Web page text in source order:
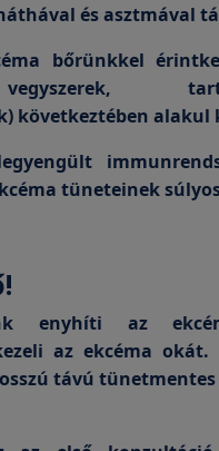
és asztmával
bőrünkkel
következtében alakul
tüneteinek
enyhíti az
az ekcéma okát.
távú